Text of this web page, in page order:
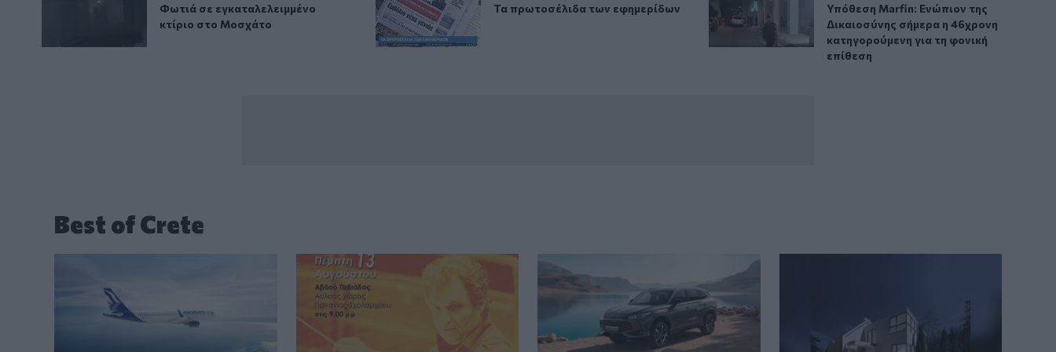
Φωτιά σε εγκαταλελειμμένο κτίριο στο Μοσχάτο
Φωτιά σε εγκαταλελειμμένο
κτίριο στο Μοσχάτο
Τα πρωτοσέλιδα των εφημερίδων
Τα πρωτοσέλιδα των εφημερίδων Υπόθεση Marfin: Ενώπιον της
Υπόθεση Marfin: Ενώπιον της
Δικαιοσύνης σήμερα η 46χρονη
κατηγορούμενη για τη φονική
επίθεση
Best of Crete